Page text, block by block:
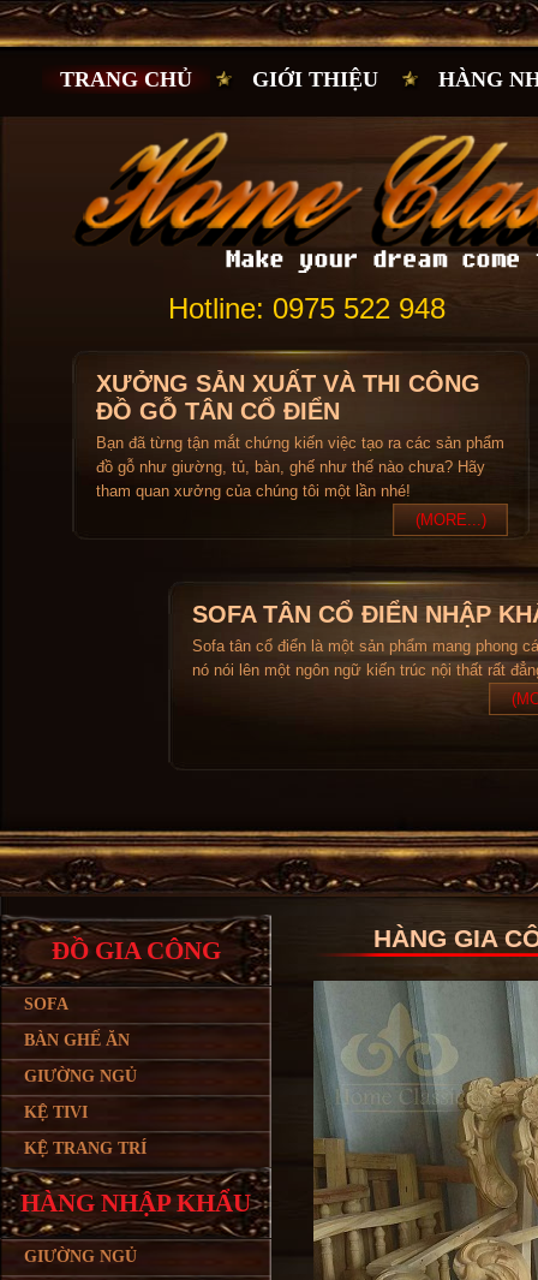
TRANG CHỦ GIỚI THIỆU HÀNG
Hotline: 0975 522 948
XƯỞNG SẢN XUẤT VÀ THI CÔNG
ĐỒ GỖ TÂN CỔ ĐIỂN
Bạn đã từng tận mắt chứng kiến việc tạo ra các sản phẩm
đồ gỗ như giường, tủ, bàn, ghế như thế nào chưa? Hãy
tham quan xưởng của chúng tôi một lần nhé!
(MORE...)
SOFA TÂN CỔ ĐIỂN NHẬP
Sofa tân cổ điển là một sản phẩm mang phong
nó nói lên một ngôn ngữ kiến trúc nội thất rất
ĐỒ GIA CÔNG
SOFA
BÀN GHẾ ĂN
GIƯỜNG NGỦ
KỆ TIVI
KỆ TRANG TRÍ
HÀNG NHẬP KHẨU
GIƯỜNG NGỦ
HÀNG GIA